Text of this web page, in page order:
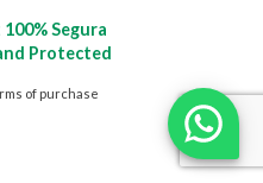
100% Segura
Protected
of purchase